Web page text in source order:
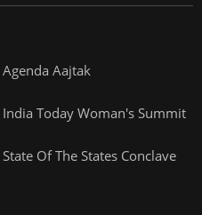
Agenda Aajtak
India Today Woman's Summit
State Of The States Conclave